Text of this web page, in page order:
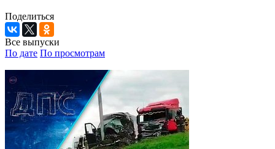
Поделиться
Все выпуски
По дате По просмотрам